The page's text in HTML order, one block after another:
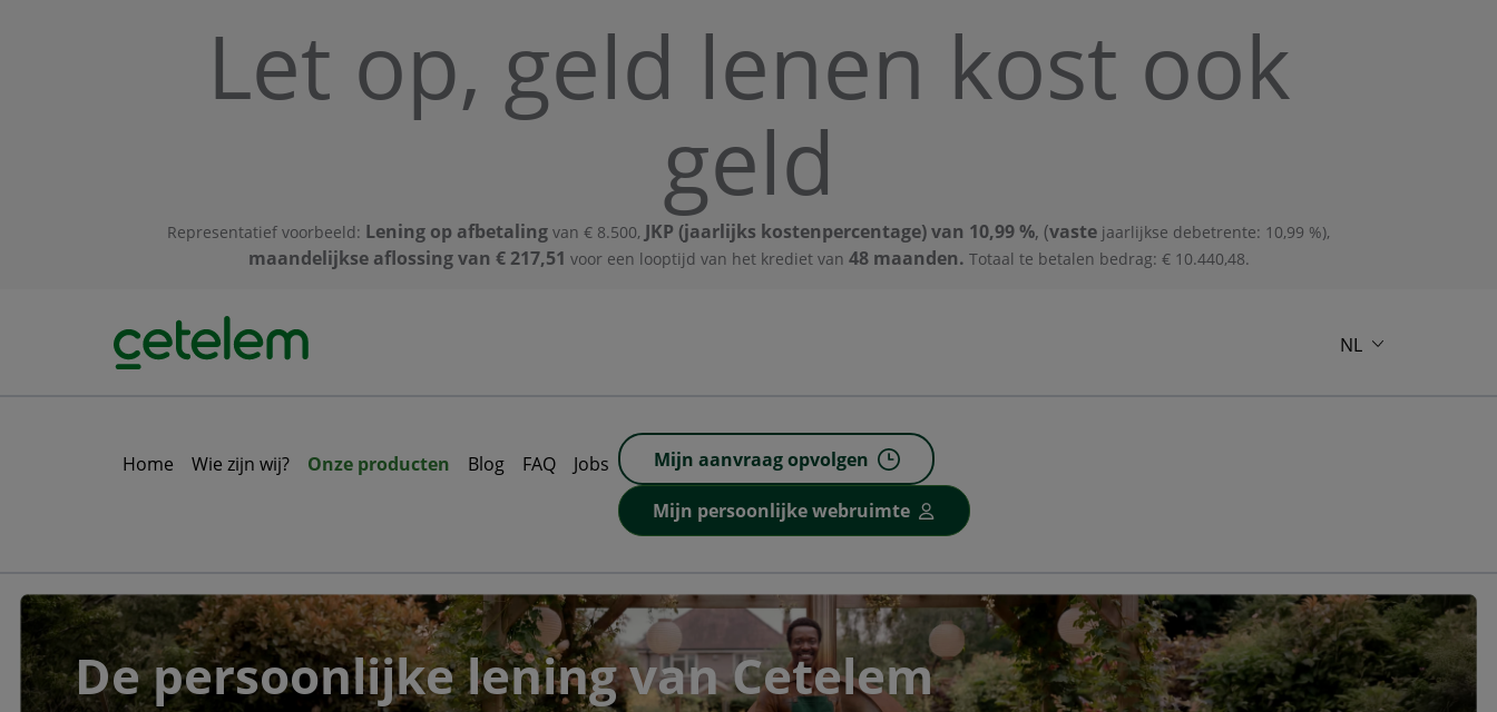
Let op, geld lenen kost ook
geld
Representatief voorbeeld: Lening op afbetaling van € 8.500, JKP (jaarlijks kostenpercentage) van 10,99 %, (vaste jaarlijkse debetrente: 10,99 %),
maandelijkse aflossing van € 217,51 voor een looptijd van het krediet van 48 maanden. Totaal te betalen bedrag: € 10.440,48.
NL
Home Wie zijn wij? Onze producten Blog FAQ Jobs Mijn aanvraag opvolgen
Mijn persoonlijke webruimte
De persoonlijke lening van Cetelem